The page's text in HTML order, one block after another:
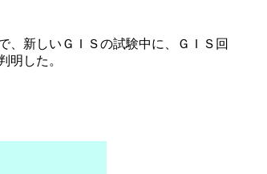
新しいＧＩＳの試験中に、ＧＩＳ回
明した。